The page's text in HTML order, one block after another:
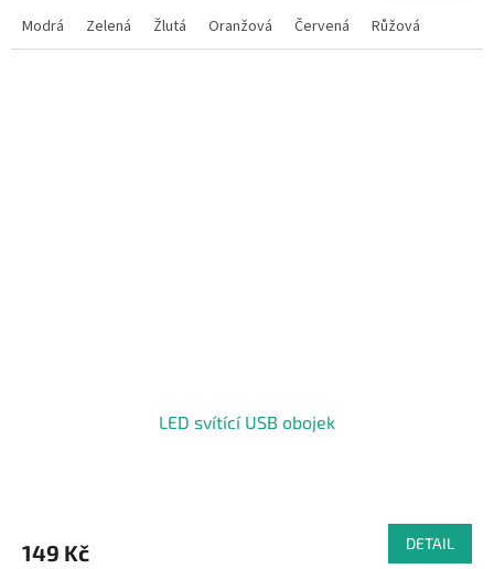
Modrá Zelená Žlutá Oranžová Červená Růžová
LED svítící USB obojek
je
149 Kč DETAIL